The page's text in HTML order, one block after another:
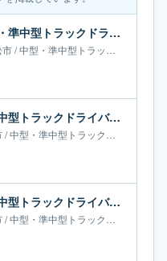
四国福山通運株式会社の中型・準中型トラックドライバー求人｜香川県高松市｜月給18万-34万円
市/中型・準中型トラックドライバー
武松商事株式会社の中型・準中型トラックドライバー求人｜神奈川県横浜市｜月給24万-29万円
/中型・準中型トラックドライバー
三和物産株式会社の中型・準中型トラックドライバー求人｜愛知県名古屋市｜月給20万-26万円
/中型・準中型トラックドライバー